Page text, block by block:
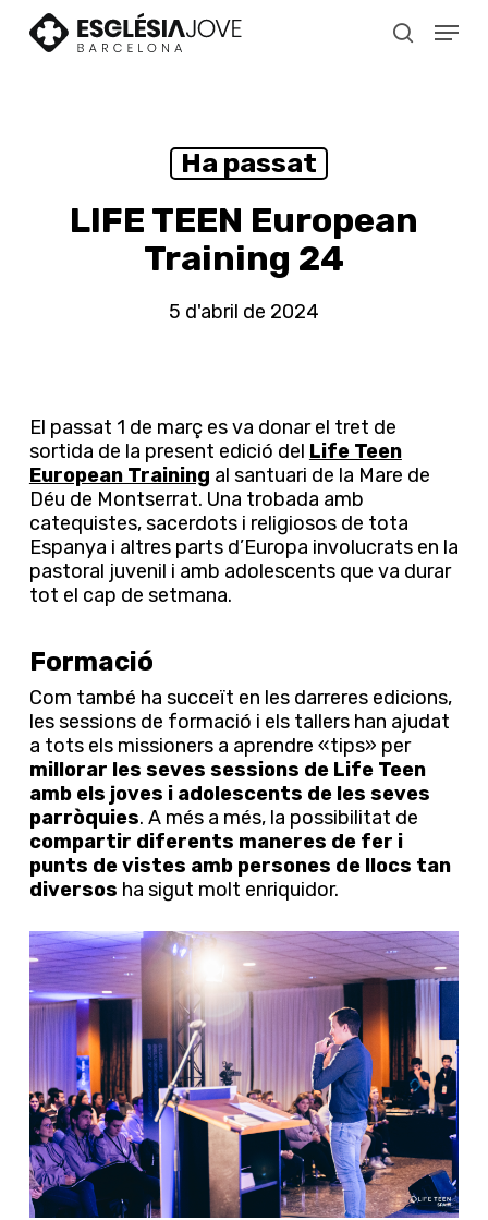
search
Menu
Ha passat
LIFE TEEN European
Training 24
5 d'abril de 2024
El passat 1 de març es va donar el tret de
sortida de la present edició del Life Teen
European Training al santuari de la Mare de
Déu de Montserrat. Una trobada amb
catequistes, sacerdots i religiosos de tota
Espanya i altres parts d’Europa involucrats en la
pastoral juvenil i amb adolescents que va durar
tot el cap de setmana.
Formació
Com també ha succeït en les darreres edicions,
les sessions de formació i els tallers han ajudat
a tots els missioners a aprendre «tips» per
millorar les seves sessions de Life Teen
amb els joves i adolescents de les seves
parròquies. A més a més, la possibilitat de
compartir diferents maneres de fer i
punts de vistes amb persones de llocs tan
diversos ha sigut molt enriquidor.